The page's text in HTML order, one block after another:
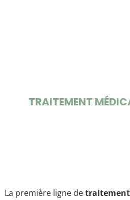
TRAITEMENT
La première ligne detraitement